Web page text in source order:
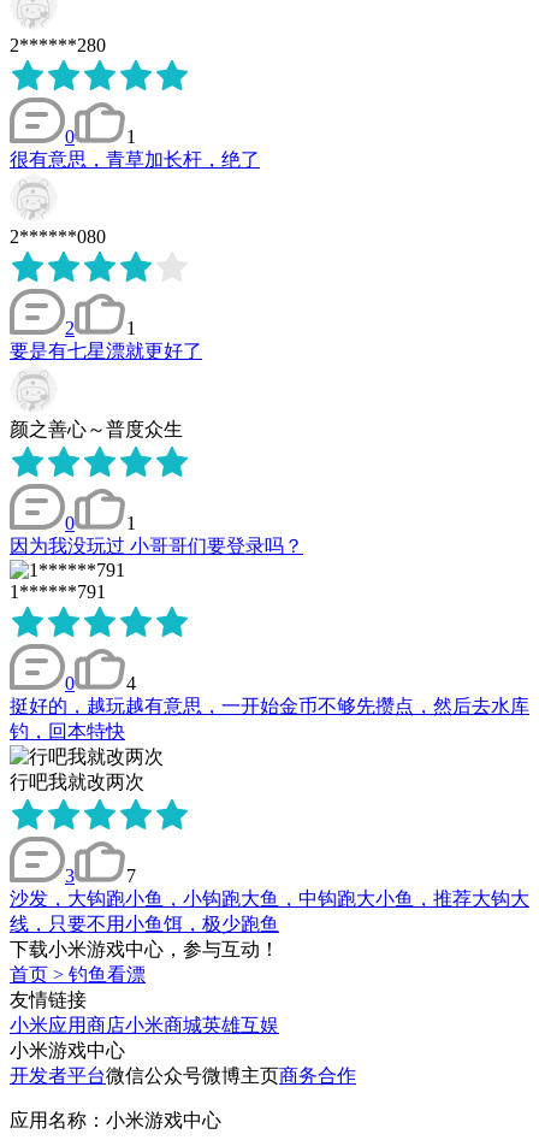
2******280
0
1
很有意思，青草加长杆，绝了
2******080
2
1
要是有七星漂就更好了
颜之善心～普度众生
0
1
因为我没玩过 小哥哥们要登录吗？
1******791
0
4
挺好的，越玩越有意思，一开始金币不够先攒点，然后去水库
钓，回本特快
行吧我就改两次
3
7
沙发，大钩跑小鱼，小钩跑大鱼，中钩跑大小鱼，推荐大钩大
线，只要不用小鱼饵，极少跑鱼
下载小米游戏中心，参与互动！
首页 > 钓鱼看漂
友情链接
小米应用商店小米商城英雄互娱
小米游戏中心
开发者平台微信公众号微博主页商务合作
应用名称：小米游戏中心